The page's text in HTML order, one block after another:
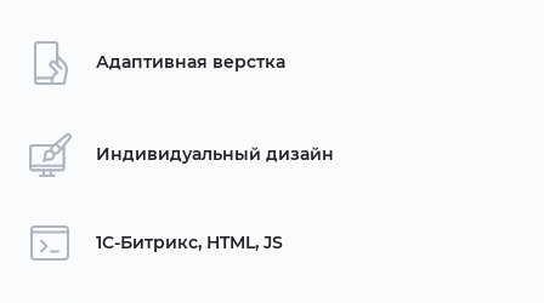
Адаптивная верстка
Индивидуальный дизайн
1C-Битрикс, HTML, JS